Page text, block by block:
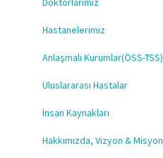
Hastanelerimiz
Anlaşmalı Kurumlar(ÖSS-TSS)
Uluslararası Hastalar
İnsan Kaynakları
Hakkımızda, Vizyon & Misyon